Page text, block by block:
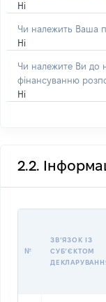
Ні
Чи належить Ваша
Ні
Чи належите Ви до
фінансуванню
Ні
2.2.
№
ЗВʼЯЗОК ІЗ
СУБʼЄКТОМ